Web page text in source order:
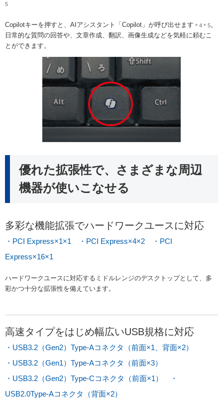
5
Copilotキーを押すと、AIアシスタント「Copilot」が呼び出せます ＊4＊5。
日常的な質問の回答や、文章作成、翻訳、画像生成などを気軽に頼むこ
とができます。
優れた拡張性で、さまざまな周辺
機器が使いこなせる
多彩な機能拡張でハードワークユースに対応
・PCI Express×1×1 ・PCI Express×4×2 ・PCI
Express×16×1
ハードワークユースに対応するミドルレンジのデスクトップとして、多
彩かつ十分な拡張性を備えています。
高速タイプをはじめ幅広いUSB規格に対応
・USB3.2（Gen2）Type-Aコネクタ（前面×1、背面×2）
・USB3.2（Gen1）Type-Aコネクタ（前面×3）
・USB3.2（Gen2）Type-Cコネクタ（前面×1） ・
USB2.0Type-Aコネクタ（背面×2）